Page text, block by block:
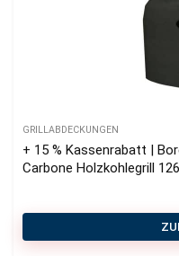
GRILLABDECKUNGEN
+ 15 % Kassenrabatt |
Carbone Holzkohlegrill